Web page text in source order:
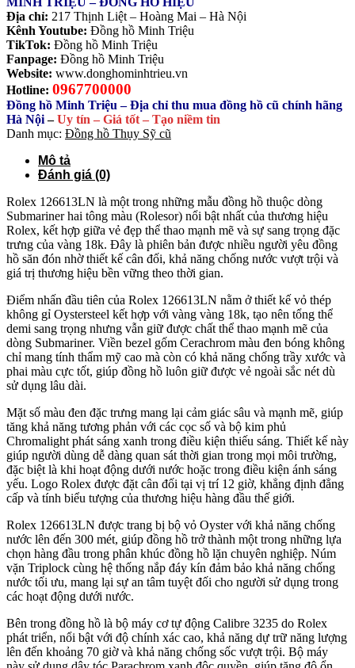
Địa chỉ: 217 Thịnh Liệt – Hoàng Mai – Hà Nội
Kênh Youtube: Đồng hồ Minh Triệu
TikTok: Đồng hồ Minh Triệu
Fanpage: Đồng hồ Minh Triệu
Website: www.donghominhtrieu.vn
Hotline: 0967700000
Đồng hồ Minh Triệu – Địa chỉ thu mua đồng hồ cũ chính hãng
Hà Nội–Uy tín – Giá tốt – Tạo niềm tin
Danh mục: Đồng hồ Thụy Sỹ cũ
Mô tả
Đánh giá (0)
Rolex 126613LN là một trong những mẫu đồng hồ thuộc dòng
Submariner hai tông màu (Rolesor) nổi bật nhất của thương hiệu
Rolex, kết hợp giữa vẻ đẹp thể thao mạnh mẽ và sự sang trọng đặc
trưng của vàng 18k. Đây là phiên bản được nhiều người yêu đồng
hồ săn đón nhờ thiết kế cân đối, khả năng chống nước vượt trội và
giá trị thương hiệu bền vững theo thời gian.
Điểm nhấn đầu tiên của Rolex 126613LN nằm ở thiết kế vỏ thép
không gỉ Oystersteel kết hợp với vàng vàng 18k, tạo nên tổng thể
demi sang trọng nhưng vẫn giữ được chất thể thao mạnh mẽ của
dòng Submariner. Viền bezel gốm Cerachrom màu đen bóng không
chỉ mang tính thẩm mỹ cao mà còn có khả năng chống trầy xước và
phai màu cực tốt, giúp đồng hồ luôn giữ được vẻ ngoài sắc nét dù
sử dụng lâu dài.
Mặt số màu đen đặc trưng mang lại cảm giác sâu và mạnh mẽ, giúp
tăng khả năng tương phản với các cọc số và bộ kim phủ
Chromalight phát sáng xanh trong điều kiện thiếu sáng. Thiết kế này
giúp người dùng dễ dàng quan sát thời gian trong mọi môi trường,
đặc biệt là khi hoạt động dưới nước hoặc trong điều kiện ánh sáng
yếu. Logo Rolex được đặt cân đối tại vị trí 12 giờ, khẳng định đẳng
cấp và tính biểu tượng của thương hiệu hàng đầu thế giới.
Rolex 126613LN được trang bị bộ vỏ Oyster với khả năng chống
nước lên đến 300 mét, giúp đồng hồ trở thành một trong những lựa
chọn hàng đầu trong phân khúc đồng hồ lặn chuyên nghiệp. Núm
vặn Triplock cùng hệ thống nắp đáy kín đảm bảo khả năng chống
nước tối ưu, mang lại sự an tâm tuyệt đối cho người sử dụng trong
các hoạt động dưới nước.
Bên trong đồng hồ là bộ máy cơ tự động Calibre 3235 do Rolex
phát triển, nổi bật với độ chính xác cao, khả năng dự trữ năng lượng
lên đến khoảng 70 giờ và khả năng chống sốc vượt trội. Bộ máy